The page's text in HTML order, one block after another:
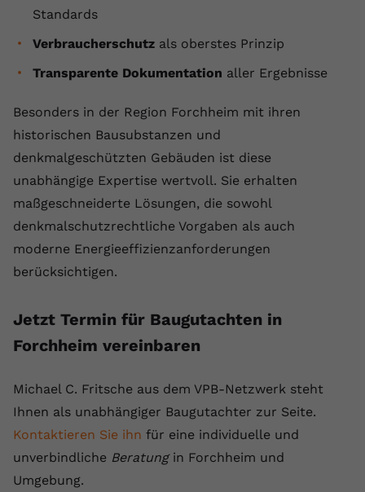
Standards
Verbraucherschutz als oberstes Prinzip
Transparente Dokumentation aller Ergebnisse
Besonders in der Region Forchheim mit ihren
historischen Bausubstanzen und
denkmalgeschützten Gebäuden ist diese
unabhängige Expertise wertvoll. Sie erhalten
maßgeschneiderte Lösungen, die sowohl
denkmalschutzrechtliche Vorgaben als auch
moderne Energieeffizienzanforderungen
berücksichtigen.
Jetzt Termin für Baugutachten in
Forchheim vereinbaren
Michael C. Fritsche aus dem VPB-Netzwerk steht
Ihnen als unabhängiger Baugutachter zur Seite.
Kontaktieren Sie ihn für eine individuelle und
unverbindliche Beratungin Forchheim und
Umgebung.